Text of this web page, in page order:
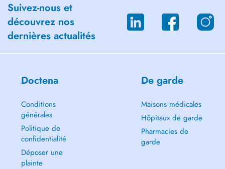
Suivez-nous et
découvrez nos
dernières actualités
Doctena
Conditions
générales
Politique de
confidentialité
Déposer une
plainte
De garde
Maisons médicales
Hôpitaux de garde
Pharmacies de
garde